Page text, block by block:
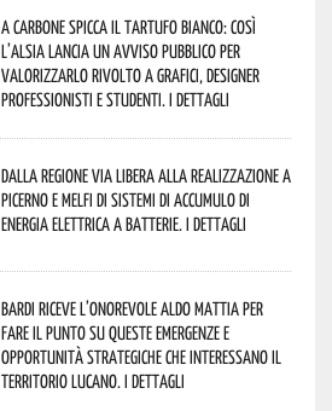
A Carbone spicca il tartufo bianco: così
l’Alsia lancia un avviso pubblico per
valorizzarlo rivolto a grafici, designer
professionisti e studenti. I dettagli
Dalla Regione via libera alla realizzazione a
Picerno e Melfi di sistemi di accumulo di
energia elettrica a batterie. I dettagli
Bardi riceve l’onorevole Aldo Mattia per
fare il punto su queste emergenze e
opportunità strategiche che interessano il
territorio lucano. I dettagli